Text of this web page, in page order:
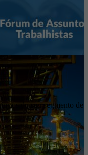
do seu segmento de